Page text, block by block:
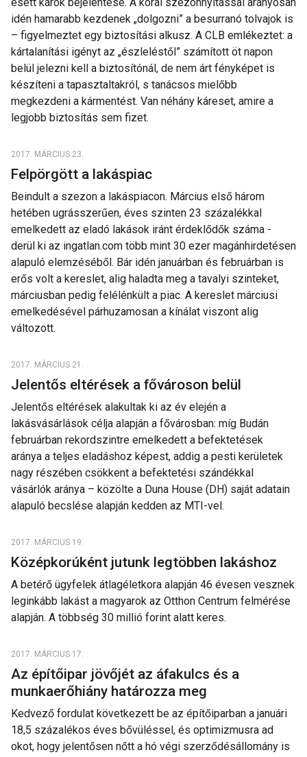
idén hamarabb kezdenek „dolgozni” a besurranó tolvajok is
– figyelmeztet egy biztosítási alkusz. A CLB emlékeztet: a
kártalanítási igényt az „észleléstől” számított öt napon
belül jelezni kell a biztosítónál, de nem árt fényképet is
készíteni a tapasztaltakról, s tanácsos mielőbb
megkezdeni a kármentést. Van néhány káreset, amire a
legjobb biztosítás sem fizet.
2017. MÁRCIUS 23.
Felpörgött a lakáspiac
Beindult a szezon a lakáspiacon. Március első három
hetében ugrásszerűen, éves szinten 23 százalékkal
emelkedett az eladó lakások iránt érdeklődők száma -
derül ki az ingatlan.com több mint 30 ezer magánhirdetésen
alapuló elemzéséből. Bár idén januárban és februárban is
erős volt a kereslet, alig haladta meg a tavalyi szinteket,
márciusban pedig felélénkült a piac. A kereslet márciusi
emelkedésével párhuzamosan a kínálat viszont alig
változott.
2017. MÁRCIUS 21.
Jelentős eltérések a fővároson belül
Jelentős eltérések alakultak ki az év elején a
lakásvásárlások célja alapján a fővárosban: míg Budán
februárban rekordszintre emelkedett a befektetések
aránya a teljes eladáshoz képest, addig a pesti kerületek
nagy részében csökkent a befektetési szándékkal
vásárlók aránya – közölte a Duna House (DH) saját adatain
alapuló becslése alapján kedden az MTI-vel.
2017. MÁRCIUS 19.
Középkorúként jutunk legtöbben lakáshoz
A betérő ügyfelek átlagéletkora alapján 46 évesen vesznek
leginkább lakást a magyarok az Otthon Centrum felmérése
alapján. A többség 30 millió forint alatt keres.
2017. MÁRCIUS 17.
Az építőipar jövőjét az áfakulcs és a
munkaerőhiány határozza meg
Kedvező fordulat következett be az építőiparban a januári
18,5 százalékos éves bővüléssel, és optimizmusra ad
okot, hogy jelentősen nőtt a hó végi szerződésállomány is